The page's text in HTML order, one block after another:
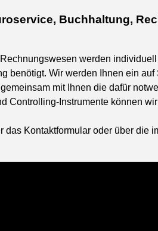
Buchhaltung,
werden
benötigt. Wir werden Ihnen ein
mit Ihnen die dafür
Controlling-Instrumente können
das Kontaktformularoder über die